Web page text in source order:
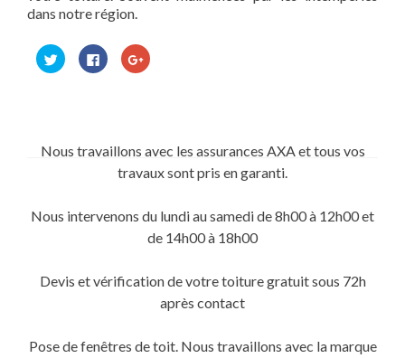
dans notre région.
Cliquez
pour
partager
Cliquez
pour
partager
Cliquez
pour
fenêtre)
Nous travaillons avec les assurances AXA et tous vos
travaux sont pris en garanti.
Nous intervenons du lundi au samedi de 8h00 à 12h00 et
de 14h00 à 18h00
Devis et vérification de votre toiture gratuit sous 72h
après contact
Pose de fenêtres de toit. Nous travaillons avec la marque